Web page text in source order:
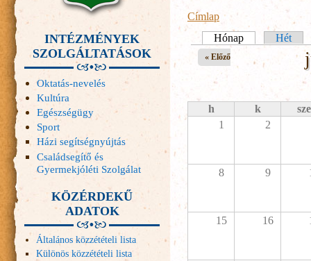
Címlap
Elsődleges fülek
Hónap (aktív fül)
Hét
« Előző
h k
sze
1
2
8 9
15 16
INTÉZMÉNYEK
SZOLGÁLTATÁSOK
Oktatás-nevelés
Kultúra
Egészségügy
Sport
Házi segítségnyújtás
Családsegítő és
Gyermekjóléti Szolgálat
KÖZÉRDEKŰ
ADATOK
Általános közzétételi lista
Különös közzétételi lista